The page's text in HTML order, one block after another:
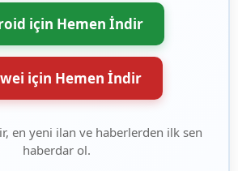
için Hemen İndir
için Hemen İndir
en yeni ilan ve haberlerden ilk sen
haberdar ol.